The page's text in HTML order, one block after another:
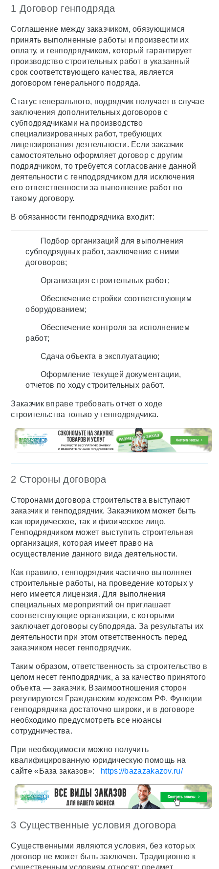
1 Договор генподряда
Соглашение между заказчиком, обязующимся
принять выполненные работы и произвести их
оплату, и генподрядчиком, который гарантирует
производство строительных работ в указанный
срок соответствующего качества, является
договором генерального подряда.
Статус генерального, подрядчик получает в случае
заключения дополнительных договоров с
субподрядчиками на производство
специализированных работ, требующих
лицензирования деятельности. Если заказчик
самостоятельно оформляет договор с другим
подрядчиком, то требуется согласование данной
деятельности с генподрядчиком для исключения
его ответственности за выполнение работ по
такому договору.
В обязанности генподрядчика входит:
Подбор организаций для выполнения
субподрядных работ, заключение с ними
договоров;
Организация строительных работ;
Обеспечение стройки соответствующим
оборудованием;
Обеспечение контроля за исполнением
работ;
Сдача объекта в эксплуатацию;
Оформление текущей документации,
отчетов по ходу строительных работ.
Заказчик вправе требовать отчет о ходе
строительства только у генподрядчика.
2 Стороны договора
Сторонами договора строительства выступают
заказчик и генподрядчик. Заказчиком может быть
как юридическое, так и физическое лицо.
Генподрядчиком может выступить строительная
организация, которая имеет право на
осуществление данного вида деятельности.
Как правило, генподрядчик частично выполняет
строительные работы, на проведение которых у
него имеется лицензия. Для выполнения
специальных мероприятий он приглашает
соответствующие организации, с которыми
заключает договоры субподряда. За результаты их
деятельности при этом ответственность перед
заказчиком несет генподрядчик.
Таким образом, ответственность за строительство в
целом несет генподрядчик, а за качество принятого
объекта — заказчик. Взаимоотношения сторон
регулируются Гражданским кодексом РФ. Функции
генподрядчика достаточно широки, и в договоре
необходимо предусмотреть все нюансы
сотрудничества.
При необходимости можно получить
квалифицированную юридическую помощь на
сайте «База заказов»:
https://bazazakazov.ru/
3 Существенные условия договора
Существенными являются условия, без которых
договор не может быть заключен. Традиционно к
существенным условиям относят: предмет